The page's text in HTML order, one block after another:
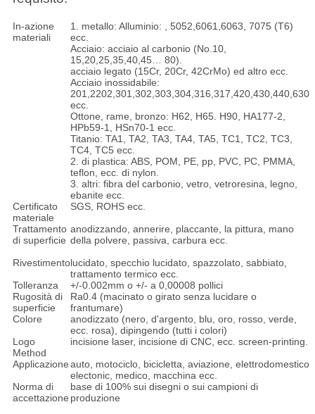
In-azione
materiali
1. metallo: Alluminio: , 5052,6061,6063, 7075 (T6)
ecc.
Acciaio: acciaio al carbonio (No.10,
15,20,25,35,40,45… 80).
acciaio legato (15Cr, 20Cr, 42CrMo) ed altro ecc.
Acciaio inossidabile:
201,2202,301,302,303,304,316,317,420,430,440,630
ecc.
Ottone, rame, bronzo: H62, H65. H90, HA177-2,
HPb59-1, HSn70-1 ecc.
Titanio: TA1, TA2, TA3, TA4, TA5, TC1, TC2, TC3,
TC4, TC5 ecc.
2. di plastica: ABS, POM, PE, pp, PVC, PC, PMMA,
teflon, ecc. di nylon.
3. altri: fibra del carbonio, vetro, vetroresina, legno,
ebanite ecc.
Certificato
materiale
SGS, ROHS ecc.
Trattamento
di superficie
anodizzando, annerire, placcante, la pittura, mano
della polvere, passiva, carbura ecc.
Rivestimentolucidato, specchio lucidato, spazzolato, sabbiato,
trattamento termico ecc.
Tolleranza
+/-0.002mm o +/- a 0,00008 pollici
Rugosità di
superficie
Ra0.4 (macinato o girato senza lucidare o
frantumare)
Colore
anodizzato (nero, d'argento, blu, oro, rosso, verde,
ecc. rosa), dipingendo (tutti i colori)
Logo
Method
incisione laser, incisione di CNC, ecc. screen-printing.
Applicazioneauto, motociclo, bicicletta, aviazione, elettrodomestico
electonic, medico, macchina ecc.
Norma di
accettazione
base di 100% sui disegni o sui campioni di
produzione